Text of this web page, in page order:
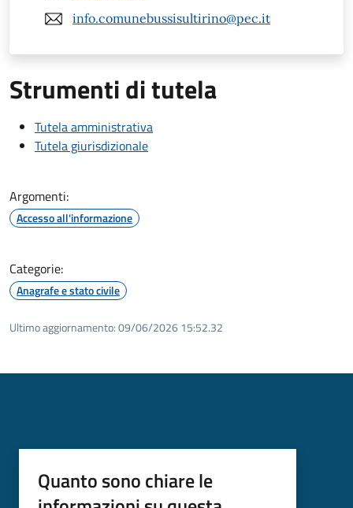
info.comunebussisultirino@pec.it
Strumenti di tutela
Tutela amministrativa
Tutela giurisdizionale
Argomenti:
Accesso all'informazione
Categorie:
Anagrafe e stato civile
Ultimo aggiornamento:09/06/2026 15:52.32
Quanto sono chiare le